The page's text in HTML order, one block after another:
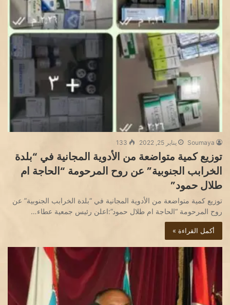
Soumaya يناير 25, 2022 133
توزيع كمية متواضعة من الأدوية المجانية في “بلدة
الخرابب الجنوبية” عن روح المرحومة “الحاجة ام
طلال حمود”
توزيع كمية متواضعة من الأدوية المجانية في “بلدة الخرابب الجنوبية” عن
روح المرحومة “الحاجة ام طلال حمود”:اعلن رئيس جمعية عطاء…
أكمل القراءة »